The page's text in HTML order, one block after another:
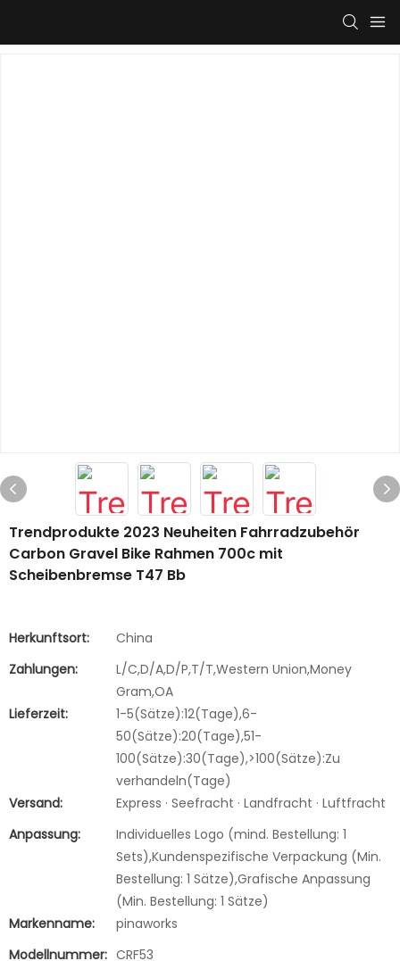
Trendprodukte 2023 Neuheiten Fahrradzubehör
Carbon Gravel Bike Rahmen 700c mit
Scheibenbremse T47 Bb
Herkunftsort:
China
Zahlungen:
L/C,D/A,D/P,T/T,Western Union,Money
Gram,OA
Lieferzeit:
1-5(Sätze):12(Tage),6-
50(Sätze):20(Tage),51-
100(Sätze):30(Tage),>100(Sätze):Zu
verhandeln(Tage)
Versand:
Express · Seefracht · Landfracht · Luftfracht
Anpassung:
Individuelles Logo (mind. Bestellung: 1
Sets),Kundenspezifische Verpackung (Min.
Bestellung: 1 Sätze),Grafische Anpassung
(Min. Bestellung: 1 Sätze)
Markenname:
pinaworks
Modellnummer: CRF53